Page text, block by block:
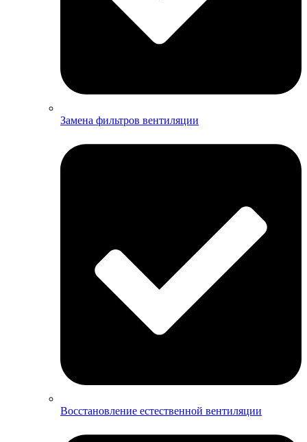
Замена фильтров вентиляции
Восстановление естественной вентиляции